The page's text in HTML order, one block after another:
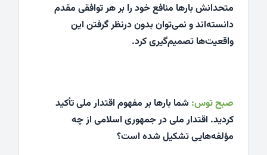
متحدانش بارها منافع خود را بر هر توافقی مقدم
دانسته‌اند و نمی‌توان بدون درنظر گرفتن این
واقعیت‌ها تصمیم‌گیری کرد.
صبح توس: شما بارها بر مفهوم اقتدار ملی تأکید
کردید. اقتدار ملی در جمهوری اسلامی از چه
مؤلفه‌هایی تشکیل شده است؟